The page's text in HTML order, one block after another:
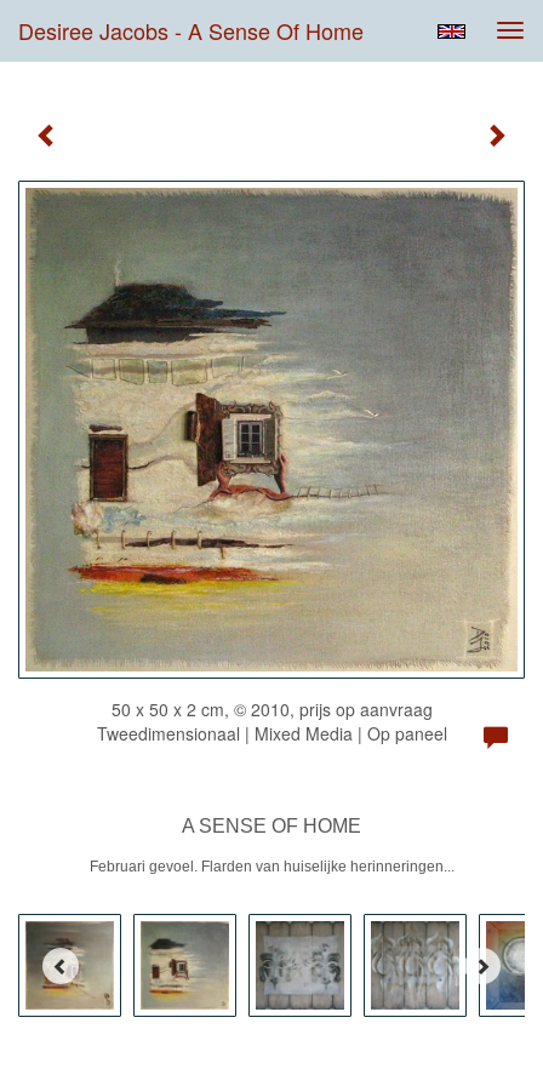
Desiree Jacobs - A Sense Of Home
50 x 50 x 2 cm, © 2010, prijs op aanvraag
Tweedimensionaal | Mixed Media | Op paneel
A SENSE OF HOME
Februari gevoel. Flarden van huiselijke herinneringen...